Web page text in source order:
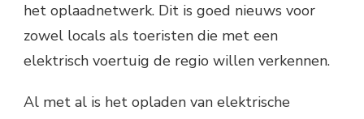
het oplaadnetwerk. Dit is goed nieuws voor
zowel locals als toeristen die met een
elektrisch voertuig de regio willen verkennen.
Al met al is het opladen van elektrische